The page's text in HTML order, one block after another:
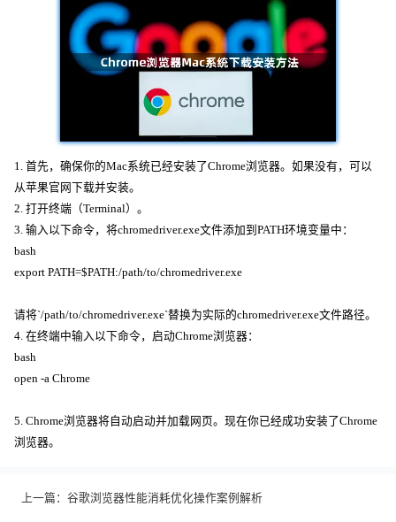
1. 首先，确保你的Mac系统已经安装了Chrome浏览器。如果没有，可以
从苹果官网下载并安装。
2. 打开终端（Terminal）。
3. 输入以下命令，将chromedriver.exe文件添加到PATH环境变量中：
bash
export PATH=$PATH:/path/to/chromedriver.exe
请将`/path/to/chromedriver.exe`替换为实际的chromedriver.exe文件路径。
4. 在终端中输入以下命令，启动Chrome浏览器：
bash
open -a Chrome
5. Chrome浏览器将自动启动并加载网页。现在你已经成功安装了Chrome
浏览器。
上一篇： 谷歌浏览器性能消耗优化操作案例解析